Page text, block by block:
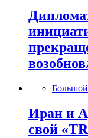
Иран и
свой